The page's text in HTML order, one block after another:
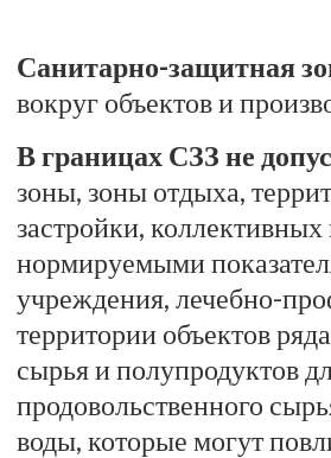
Санитарно-защитная
вокруг объектов и
В границах СЗЗ не
зоны, зоны отдыха,
застройки,
нормируемыми
учреждения, лечебно-
территории объектов
сырья и полупродуктов
продовольственного
воды, которые могут